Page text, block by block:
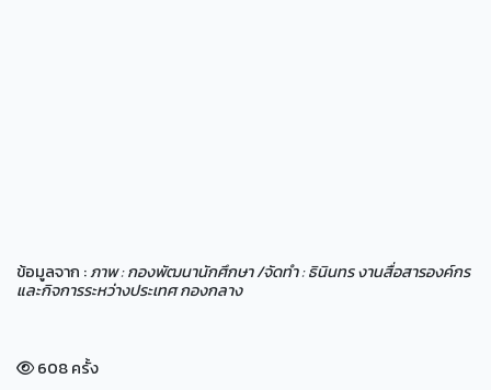
ข้อมูลจาก :ภาพ : กองพัฒนานักศึกษา /จัดทำ : ธินินทร งานสื่อสารองค์กร
และกิจการระหว่างประเทศ กองกลาง
608 ครั้ง